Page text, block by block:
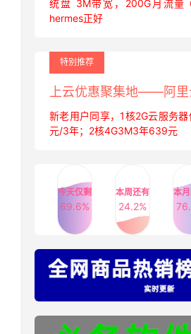
统盘 3M带宽，200G月流量
hermes正好
特别推荐
上云优惠聚集地——阿里
新老用户同享，1核2G云服务
元/3年；2核4G3M3年639元
今天仅剩
69.6%
本周还有
24.2%
本